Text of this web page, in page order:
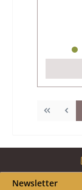
Newsletter